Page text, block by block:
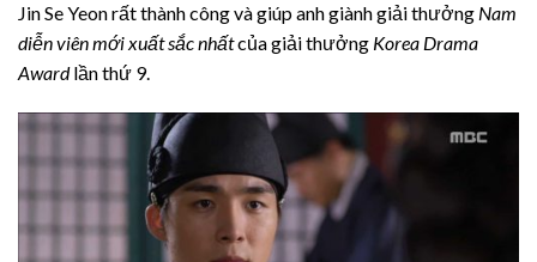
Jin Se Yeon rất thành công và giúp anh giành giải thưởng Nam
diễn viên mới xuất sắc nhấtcủa giải thưởng Korea Drama
Awardlần thứ 9.